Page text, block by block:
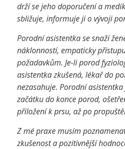
drží se jeho doporučení a
sbližuje, informuje ji o vývoji
Porodní asistentkase snaží
náklonností, empaticky
požadavkům. Je-li porod
asistentka zkušená, lékař do
nezasahuje. Porodní asistentka
začátku do konce porod,
přiložení k prsu, až po
Z mé praxe musím
zkušenost a pozitivnější